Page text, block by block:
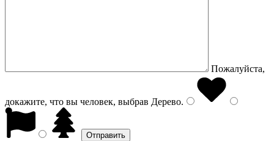
Пожалуйста,
докажите, что вы человек, выбрав Дерево.